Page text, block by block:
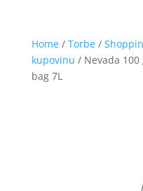
Home/ Torbe/
kupovinu / Nevada
bag 7L